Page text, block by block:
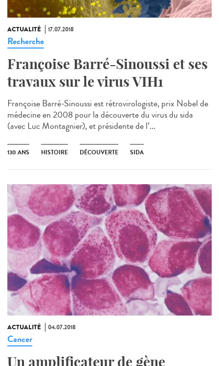
ACTUALITÉ 17.07.2018
Recherche
Françoise Barré-Sinoussi et ses
travaux sur le virus VIH1
Françoise Barré-Sinoussi est rétrovirologiste, prix Nobel de
médecine en 2008 pour la découverte du virus du sida
(avec Luc Montagnier), et présidente de l’...
130 ANS HISTOIRE DÉCOUVERTE SIDA
ACTUALITÉ 04.07.2018
Cancer
Un amplificateur de gène